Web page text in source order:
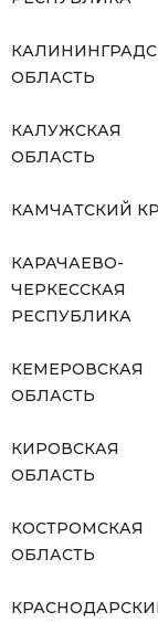
ОБЛАСТЬ
КАЛУЖСКАЯ
ОБЛАСТЬ
КАМЧАТСКИЙ
КАРАЧАЕВО-
ЧЕРКЕССКАЯ
РЕСПУБЛИКА
КЕМЕРОВСКАЯ
ОБЛАСТЬ
КИРОВСКАЯ
ОБЛАСТЬ
КОСТРОМСКАЯ
ОБЛАСТЬ